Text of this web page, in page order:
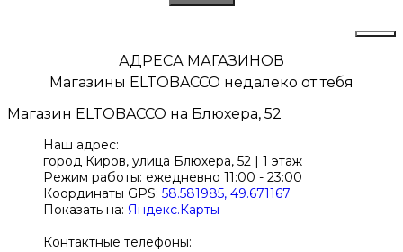
АДРЕСА МАГАЗИНОВ
Магазины ELTOBACCO недалеко от тебя
Магазин ELTOBACCO на Блюхера, 52
Наш адрес:
город Киров, улица Блюхера, 52 | 1 этаж
Режим работы: ежедневно 11:00 - 23:00
Координаты GPS: 58.581985, 49.671167
Показать на: Яндекс.Карты
Контактные телефоны: